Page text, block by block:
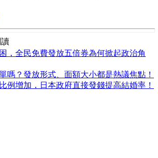
，全民免費發放五倍券為何掀起政治角
嗎？發放形式、面額大小都是熱議焦點！
例增加，日本政府直接發錢提高結婚率！